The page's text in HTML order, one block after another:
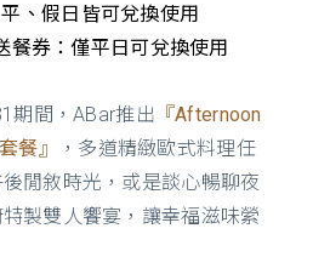
、假日皆可兌換使用
餐券：僅平日可兌換使用
期間，ABar推出 『Afternoon
餐』
，多道精緻歐式料理任
閒敘時光，或是談心暢聊夜
製雙人饗宴，讓幸福滋味縈